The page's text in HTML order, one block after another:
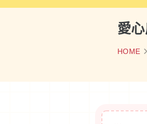
愛
HOME